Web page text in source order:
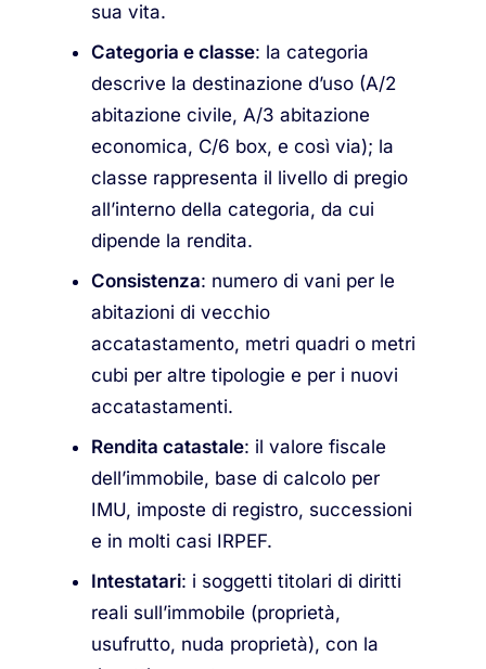
sua vita.
Categoria e classe: la categoria
descrive la destinazione d’uso (A/2
abitazione civile, A/3 abitazione
economica, C/6 box, e così via); la
classe rappresenta il livello di pregio
all’interno della categoria, da cui
dipende la rendita.
Consistenza: numero di vani per le
abitazioni di vecchio
accatastamento, metri quadri o metri
cubi per altre tipologie e per i nuovi
accatastamenti.
Rendita catastale: il valore fiscale
dell’immobile, base di calcolo per
IMU, imposte di registro, successioni
e in molti casi IRPEF.
Intestatari: i soggetti titolari di diritti
reali sull’immobile (proprietà,
usufrutto, nuda proprietà), con la